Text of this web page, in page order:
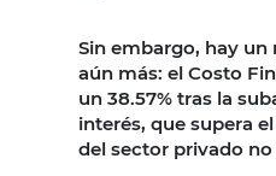
Sin embargo, hay un
aún más: el Costo
un 38.57% tras la
interés, que supera
del sector privado